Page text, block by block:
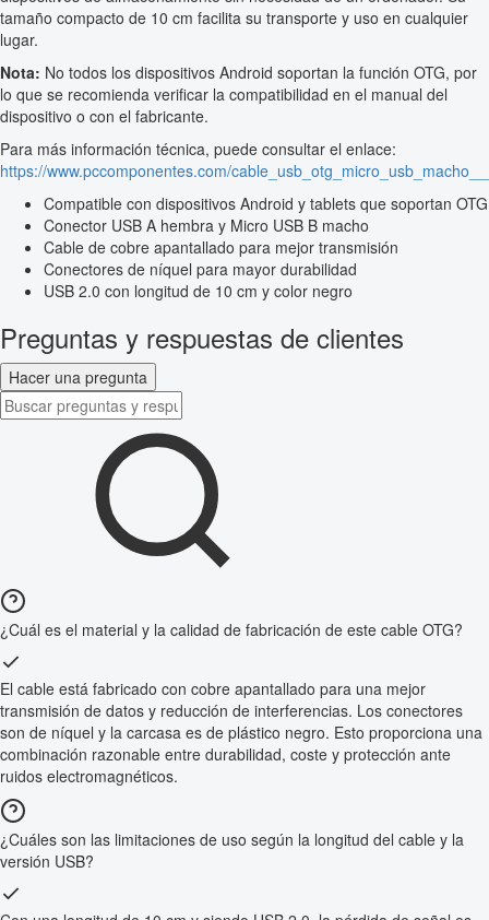
tamaño compacto de 10 cm facilita su transporte y uso en cualquier
lugar.
Nota: No todos los dispositivos Android soportan la función OTG, por
lo que se recomienda verificar la compatibilidad en el manual del
dispositivo o con el fabricante.
Para más información técnica, puede consultar el enlace:
https://www.pccomponentes.com/
Compatible con dispositivos Android y tablets que soportan OTG
Conector USB A hembra y Micro USB B macho
Cable de cobre apantallado para mejor transmisión
Conectores de níquel para mayor durabilidad
USB 2.0 con longitud de 10 cm y color negro
Preguntas y respuestas de clientes
Hacer una pregunta
¿Cuál es el material y la calidad de fabricación de este cable OTG?
El cable está fabricado con cobre apantallado para una mejor
transmisión de datos y reducción de interferencias. Los conectores
son de níquel y la carcasa es de plástico negro. Esto proporciona una
combinación razonable entre durabilidad, coste y protección ante
ruidos electromagnéticos.
¿Cuáles son las limitaciones de uso según la longitud del cable y la
versión USB?